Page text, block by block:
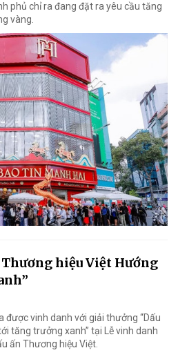
phủ chỉ ra đang đặt ra yêu cầu tăng
vàng.
hiệu Việt Hướng
được vinh danh với giải thưởng “Dấu
tăng trưởng xanh” tại Lễ vinh danh
ấn Thương hiệu Việt.